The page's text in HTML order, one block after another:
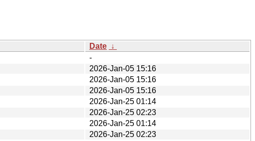
Date ↓
-
2026-Jan-05 15:16
2026-Jan-05 15:16
2026-Jan-05 15:16
2026-Jan-25 01:14
2026-Jan-25 02:23
2026-Jan-25 01:14
2026-Jan-25 02:23